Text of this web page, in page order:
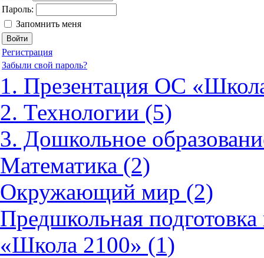
Пароль:
Запомнить меня
Регистрация
Забыли свой пароль?
1. Презентация ОС
2. Технологии (5)
3. Дошкольное
Математика (2)
Окружающий мир (2)
Предшкольная
«Школа 2100» (1)